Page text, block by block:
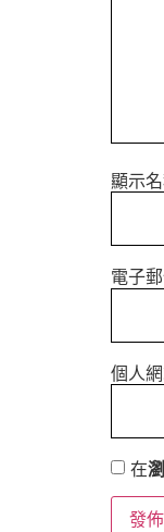
顯示
電子
個人
在